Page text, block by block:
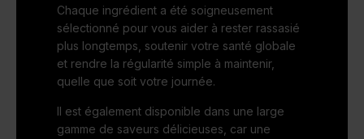
Chaque ingrédient a été soigneusement
sélectionné pour vous aider à rester rassasié
plus longtemps, soutenir votre santé globale
et rendre la régularité simple à maintenir,
quelle que soit votre journée.
Il est également disponible dans une large
gamme de saveurs délicieuses, car une